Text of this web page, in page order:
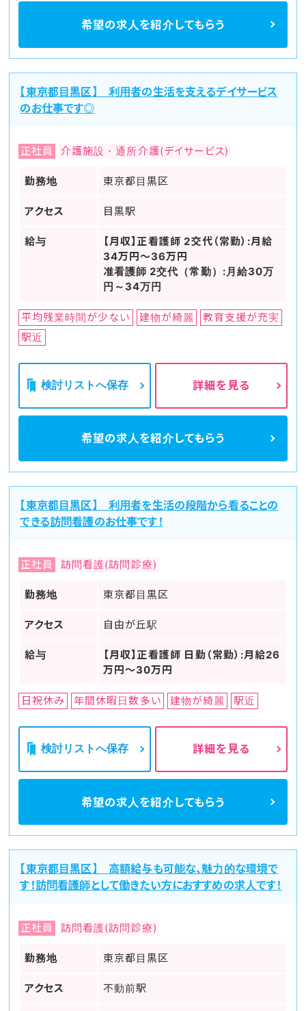
希望の求人を紹介してもらう
【東京都目黒区】 利用者の生活を支えるデイサービス
のお仕事です◎
正社員 介護施設・通所介護(デイサービス)
勤務地 東京都目黒区
アクセス 目黒駅
給与
【月収】正看護師 2交代（常勤）:月給
34万円～36万円
准看護師 2交代（常勤）:月給30万
円～34万円
平均残業時間が少ない 建物が綺麗
教育支援が充実
駅近
検討リストへ保存 詳細を見る
希望の求人を紹介してもらう
【東京都目黒区】 利用者を生活の段階から看ることの
できる訪問看護のお仕事です！
正社員 訪問看護(訪問診療)
勤務地 東京都目黒区
アクセス 自由が丘駅
給与
【月収】正看護師 日勤（常勤）:月給26
万円～30万円
日祝休み 年間休暇日数多い 建物が綺麗 駅近
検討リストへ保存 詳細を見る
希望の求人を紹介してもらう
【東京都目黒区】 高額給与も可能な、魅力的な環境で
す！訪問看護師として働きたい方におすすめの求人です！
正社員 訪問看護(訪問診療)
勤務地 東京都目黒区
アクセス 不動前駅